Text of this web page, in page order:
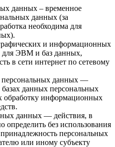
данных – временное
данных (за
необходима для
и информационных
для ЭВМ и баз данных,
в сети интернет по сетевому
персональных данных —
данных персональных
обработку информационных
данных — действия, в
определить без использования
персональных
или иному субъекту